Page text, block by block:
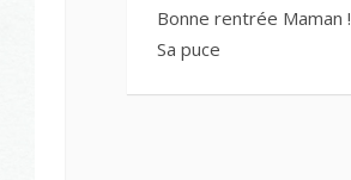
Bonne rentrée Maman !
Sa puce